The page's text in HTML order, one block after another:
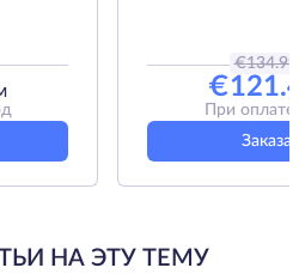
€134.99
€
При оплате
НА ЭТУ ТЕМУ